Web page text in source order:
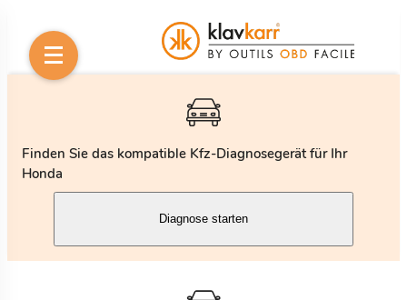
Finden Sie das kompatible Kfz-Diagnosegerät für Ihr
Honda
Diagnose starten